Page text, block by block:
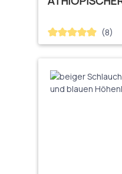
Durchschnittliche
(8)